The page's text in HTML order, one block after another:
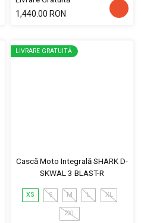
1,440.00 RON
LIVRARE GRATUITĂ
Cască Moto Integrală SHARK D-
SKWAL 3 BLAST-R
XS S M L XL
2XL